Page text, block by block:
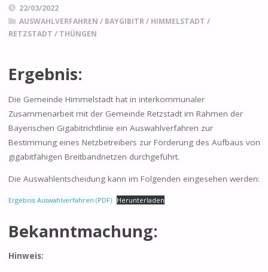
22/03/2022
AUSWAHLVERFAHREN / BAYGIBITR/ HIMMELSTADT /
RETZSTADT / THÜNGEN
Ergebnis:
Die Gemeinde Himmelstadt hat in interkommunaler
Zusammenarbeit mit der Gemeinde Retzstadt im Rahmen der
Bayerischen Gigabitrichtlinie ein Auswahlverfahren zur
Bestimmung eines Netzbetreibers zur Förderung des Aufbaus von
gigabitfähigen Breitbandnetzen durchgeführt.
Die Auswahlentscheidung kann im Folgenden eingesehen werden:
Ergebnis Auswahlverfahren (PDF) Herunterladen
Bekanntmachung:
Hinweis: